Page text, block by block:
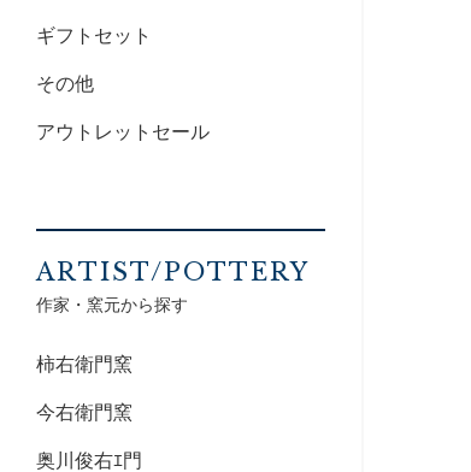
ギフトセット
その他
アウトレットセール
ARTIST/POTTERY
作家・窯元から探す
柿右衛門窯
今右衛門窯
奥川俊右ｴ門